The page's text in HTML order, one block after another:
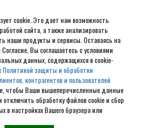
cookie. Это дает нам возможность
сайта, а также анализировать
наши продукты и сервисы. Оставаясь на
Вы соглашаетесь с условиями
данных, содержащихся в cookie-
Политикой защиты и обработки
контрагентов и пользователей
чтобы Ваши вышеперечисленные данные
обработку файлов cookie и сбор
в настройках Вашего браузера или
из
бревна
64